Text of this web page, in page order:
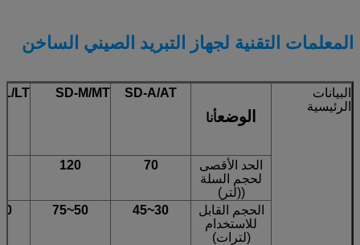
المعلمات التقنية لجهاز التبريد الصيني الساخن
البيانات
الرئيسية
الوضعأنا
SD-A/AT
SD-M/MT
L/LT
الحد الأقصى
لحجم السلة
((لتر)
70
120
الحجم القابل
للاستخدام
(لترات)
30~45
50~75